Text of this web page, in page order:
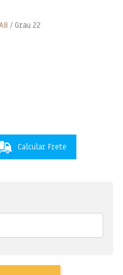
/ Grau 22
Calcular Frete